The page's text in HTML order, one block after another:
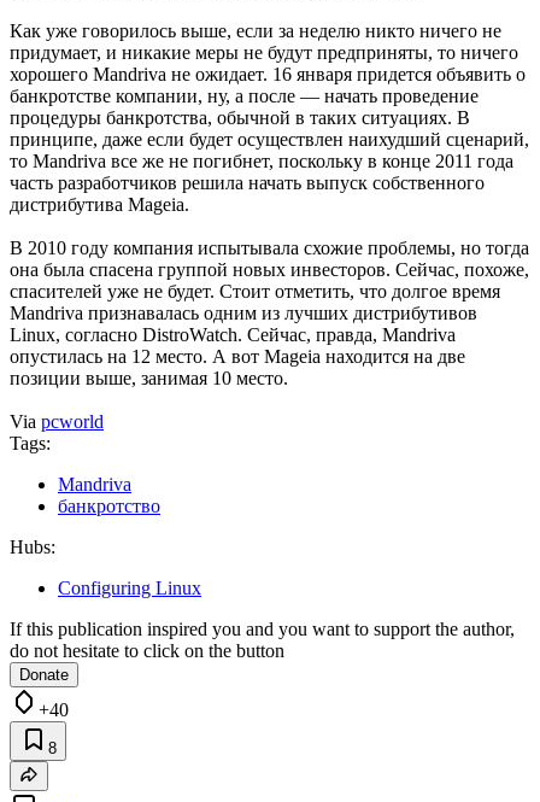
Как уже говорилось выше, если за неделю никто ничего не
придумает, и никакие меры не будут предприняты, то ничего
хорошего Mandriva не ожидает. 16 января придется объявить о
банкротстве компании, ну, а после — начать проведение
процедуры банкротства, обычной в таких ситуациях. В
принципе, даже если будет осуществлен наихудший сценарий,
то Mandriva все же не погибнет, поскольку в конце 2011 года
часть разработчиков решила начать выпуск собственного
дистрибутива Mageia.
В 2010 году компания испытывала схожие проблемы, но тогда
она была спасена группой новых инвесторов. Сейчас, похоже,
спасителей уже не будет. Стоит отметить, что долгое время
Mandriva признавалась одним из лучших дистрибутивов
Linux, согласно DistroWatch. Сейчас, правда, Mandriva
опустилась на 12 место. А вот Mageia находится на две
позиции выше, занимая 10 место.
Via pcworld
Tags:
Mandriva
банкротство
Hubs:
Configuring Linux
If this publication inspired you and you want to support the author,
do not hesitate to click on the button
Donate
+40
8